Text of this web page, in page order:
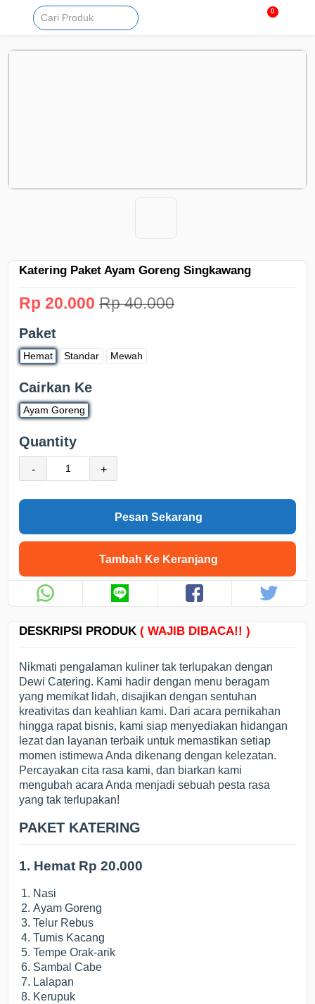
0
Katering Paket Ayam Goreng Singkawang
Rp 20.000 Rp 40.000
Paket
Hemat Standar Mewah
Cairkan Ke
Ayam Goreng
Quantity
- +
Pesan Sekarang
Tambah Ke Keranjang
DESKRIPSI PRODUK( WAJIB DIBACA!! )
Nikmati pengalaman kuliner tak terlupakan dengan
Dewi Catering. Kami hadir dengan menu beragam
yang memikat lidah, disajikan dengan sentuhan
kreativitas dan keahlian kami. Dari acara pernikahan
hingga rapat bisnis, kami siap menyediakan hidangan
lezat dan layanan terbaik untuk memastikan setiap
momen istimewa Anda dikenang dengan kelezatan.
Percayakan cita rasa kami, dan biarkan kami
mengubah acara Anda menjadi sebuah pesta rasa
yang tak terlupakan!
PAKET KATERING
1. Hemat Rp 20.000
Nasi
Ayam Goreng
Telur Rebus
Tumis Kacang
Tempe Orak-arik
Sambal Cabe
Lalapan
Kerupuk